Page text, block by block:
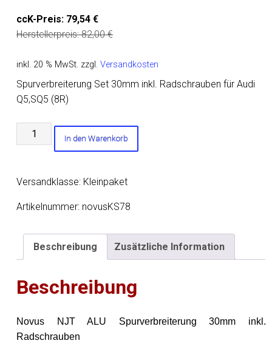
ccK-Preis: 79,54€
Herstellerpreis:82,00€
inkl. 20 % MwSt. zzgl.Versandkosten
Spurverbreiterung Set 30mm inkl. Radschrauben für Audi
Q5,SQ5 (8R)
Spurverbreiterung
Set
für
Q5,SQ5
In den Warenkorb
Versandklasse: Kleinpaket
Artikelnummer: novusKS78
Beschreibung Zusätzliche Information
Beschreibung
Novus NJT ALU Spurverbreiterung 30mm inkl.
Radschrauben